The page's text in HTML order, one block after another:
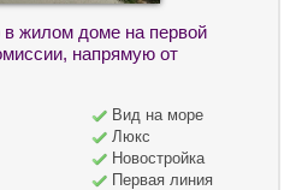
в жилом доме на первой
напрямую от
Вид на море
Люкс
Новостройка
Первая линия